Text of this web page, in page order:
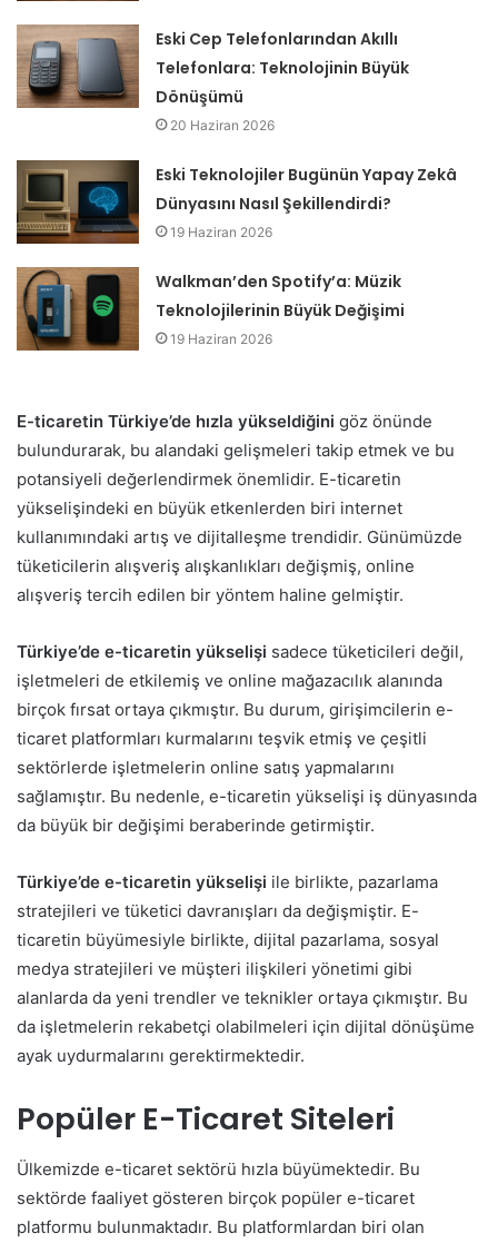
Eski Cep Telefonlarından Akıllı
Telefonlara: Teknolojinin Büyük
Dönüşümü
20 Haziran 2026
Eski Teknolojiler Bugünün Yapay Zekâ
Dünyasını Nasıl Şekillendirdi?
19 Haziran 2026
Walkman’den Spotify’a: Müzik
Teknolojilerinin Büyük Değişimi
19 Haziran 2026
E-ticaretin Türkiye’de hızla yükseldiğini göz önünde
bulundurarak, bu alandaki gelişmeleri takip etmek ve bu
potansiyeli değerlendirmek önemlidir. E-ticaretin
yükselişindeki en büyük etkenlerden biri internet
kullanımındaki artış ve dijitalleşme trendidir. Günümüzde
tüketicilerin alışveriş alışkanlıkları değişmiş, online
alışveriş tercih edilen bir yöntem haline gelmiştir.
Türkiye’de e-ticaretin yükselişi sadece tüketicileri değil,
işletmeleri de etkilemiş ve online mağazacılık alanında
birçok fırsat ortaya çıkmıştır. Bu durum, girişimcilerin e-
ticaret platformları kurmalarını teşvik etmiş ve çeşitli
sektörlerde işletmelerin online satış yapmalarını
sağlamıştır. Bu nedenle, e-ticaretin yükselişi iş dünyasında
da büyük bir değişimi beraberinde getirmiştir.
Türkiye’de e-ticaretin yükselişi ile birlikte, pazarlama
stratejileri ve tüketici davranışları da değişmiştir. E-
ticaretin büyümesiyle birlikte, dijital pazarlama, sosyal
medya stratejileri ve müşteri ilişkileri yönetimi gibi
alanlarda da yeni trendler ve teknikler ortaya çıkmıştır. Bu
da işletmelerin rekabetçi olabilmeleri için dijital dönüşüme
ayak uydurmalarını gerektirmektedir.
Popüler E-Ticaret Siteleri
Ülkemizde e-ticaret sektörü hızla büyümektedir. Bu
sektörde faaliyet gösteren birçok popüler e-ticaret
platformu bulunmaktadır. Bu platformlardan biri olan